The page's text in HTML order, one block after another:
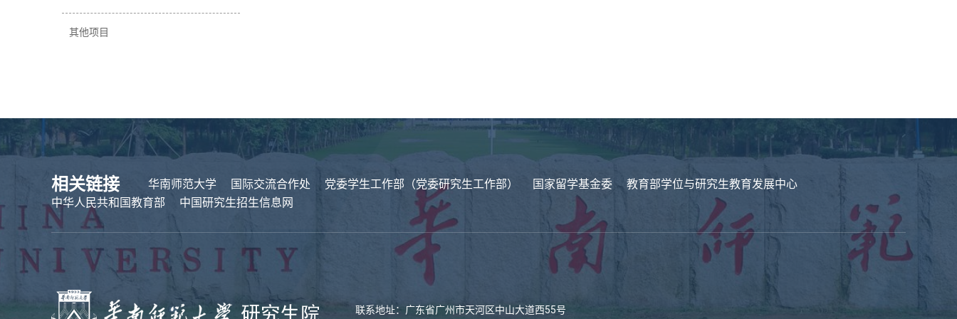
其他项目
相关链接 华南师范大学 国际交流合作处 党委学生工作部（党委研究生工作部） 国家留学基金委
教育部学位与研究生教育发展中心
中华人民共和国教育部
中国研究生招生信息网
联系地址：广东省广州市天河区中山大道西55号